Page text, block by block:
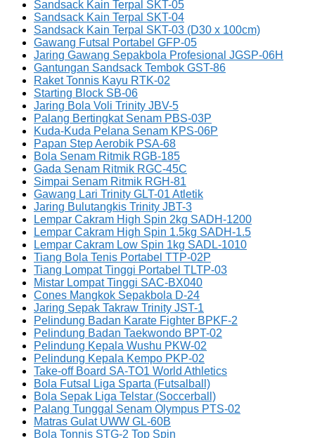
Sandsack Kain Terpal SKT-05
Sandsack Kain Terpal SKT-04
Sandsack Kain Terpal SKT-03 (D30 x 100cm)
Gawang Futsal Portabel GFP-05
Jaring Gawang Sepakbola Profesional JGSP-06H
Gantungan Sandsack Tembok GST-86
Raket Tonnis Kayu RTK-02
Starting Block SB-06
Jaring Bola Voli Trinity JBV-5
Palang Bertingkat Senam PBS-03P
Kuda-Kuda Pelana Senam KPS-06P
Papan Step Aerobik PSA-68
Bola Senam Ritmik RGB-185
Gada Senam Ritmik RGC-45C
Simpai Senam Ritmik RGH-81
Gawang Lari Trinity GLT-01 Atletik
Jaring Bulutangkis Trinity JBT-3
Lempar Cakram High Spin 2kg SADH-1200
Lempar Cakram High Spin 1.5kg SADH-1.5
Lempar Cakram Low Spin 1kg SADL-1010
Tiang Bola Tenis Portabel TTP-02P
Tiang Lompat Tinggi Portabel TLTP-03
Mistar Lompat Tinggi SAC-BX040
Cones Mangkok Sepakbola D-24
Jaring Sepak Takraw Trinity JST-1
Pelindung Badan Karate Fighter BPKF-2
Pelindung Badan Taekwondo BPT-02
Pelindung Kepala Wushu PKW-02
Pelindung Kepala Kempo PKP-02
Take-off Board SA-TO1 World Athletics
Bola Futsal Liga Sparta (Futsalball)
Bola Sepak Liga Telstar (Soccerball)
Palang Tunggal Senam Olympus PTS-02
Matras Gulat UWW GL-60B
Bola Tonnis STG-2 Top Spin